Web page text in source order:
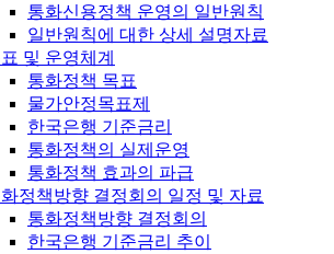
통화신용정책 운영의 일반원칙
일반원칙에 대한 상세 설명자료
및 운영체계
통화정책 목표
물가안정목표제
한국은행 기준금리
통화정책의 실제운영
통화정책 효과의 파급
정책방향 결정회의 일정 및 자료
통화정책방향 결정회의
한국은행 기준금리 추이